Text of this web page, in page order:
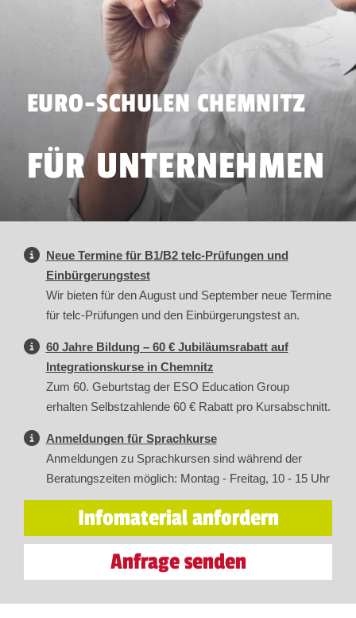
EURO-SCHULEN CHEMNITZ
FÜR UNTERNEHMEN
Neue Termine für B1/B2 telc-Prüfungen und
Einbürgerungstest
Wir bieten für den August und September neue Termine
für telc-Prüfungen und den Einbürgerungstest an.
60 Jahre Bildung – 60 € Jubiläumsrabatt auf
Integrationskurse in Chemnitz
Zum 60. Geburtstag der ESO Education Group
erhalten Selbstzahlende 60 € Rabatt pro Kursabschnitt.
Anmeldungen für Sprachkurse
Anmeldungen zu Sprachkursen sind während der
Beratungszeiten möglich: Montag - Freitag, 10 - 15 Uhr
Infomaterial anfordern
Anfrage senden